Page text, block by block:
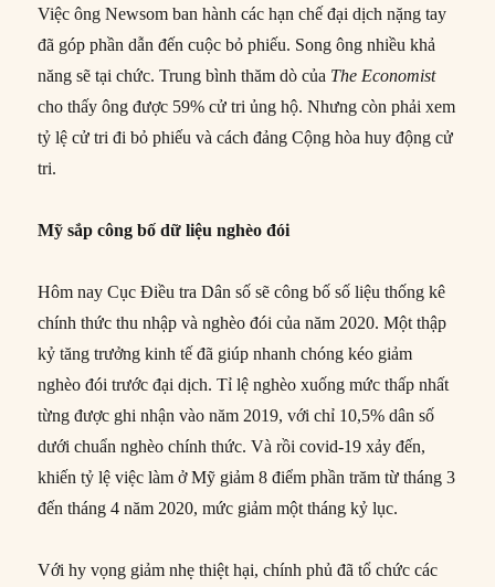
Việc ông Newsom ban hành các hạn chế đại dịch nặng tay
đã góp phần dẫn đến cuộc bỏ phiếu. Song ông nhiều khả
năng sẽ tại chức. Trung bình thăm dò của The Economist
cho thấy ông được 59% cử tri ủng hộ. Nhưng còn phải xem
tỷ lệ cử tri đi bỏ phiếu và cách đảng Cộng hòa huy động cử
tri.
Mỹ sắp công bố dữ liệu nghèo đói
Hôm nay Cục Điều tra Dân số sẽ công bố số liệu thống kê
chính thức thu nhập và nghèo đói của năm 2020. Một thập
kỷ tăng trưởng kinh tế đã giúp nhanh chóng kéo giảm
nghèo đói trước đại dịch. Tỉ lệ nghèo xuống mức thấp nhất
từng được ghi nhận vào năm 2019, với chỉ 10,5% dân số
dưới chuẩn nghèo chính thức. Và rồi covid-19 xảy đến,
khiến tỷ lệ việc làm ở Mỹ giảm 8 điểm phần trăm từ tháng 3
đến tháng 4 năm 2020, mức giảm một tháng kỷ lục.
Với hy vọng giảm nhẹ thiệt hại, chính phủ đã tổ chức các